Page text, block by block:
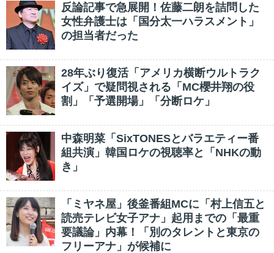
反論記事で急展開！佐藤二朗を詰問した
女性弁護士は「国分太一ハラスメント」
の担当者だった
28年ぶり復活「アメリカ横断ウルトラク
イズ」で疑問視される「MC櫻井翔の役
割」「予選開場」「分断ロケ」
中森明菜「SixTONESとバラエティー番
組共演」韓国ロケの視聴率と「NHKの動
き」
「ミヤネ屋」後釜番組MCに「村上信五と
読売テレビ女子アナ」起用までの「最重
要議論」内幕！「別のタレントと東京の
フリーアナ」が候補に